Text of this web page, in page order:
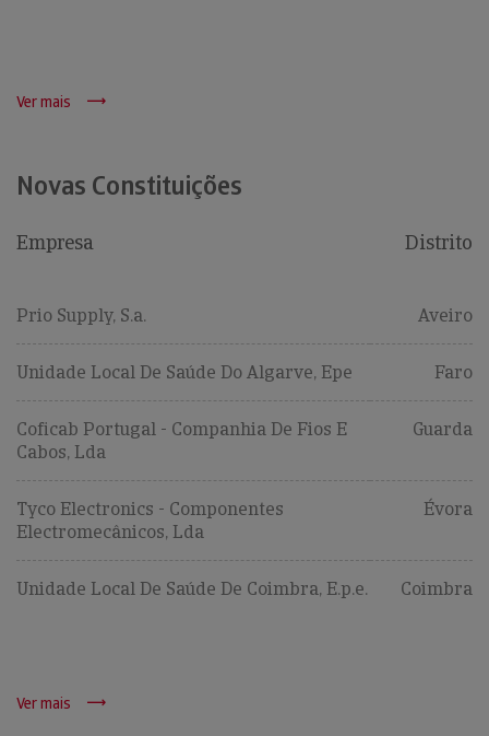
Ver mais
Novas Constituições
Empresa Distrito
Prio Supply, S.a. Aveiro
Unidade Local De Saúde Do Algarve, Epe Faro
Coficab Portugal - Companhia De Fios E
Cabos, Lda
Guarda
Tyco Electronics - Componentes
Electromecânicos, Lda
Évora
Unidade Local De Saúde De Coimbra, E.p.e. Coimbra
Ver mais